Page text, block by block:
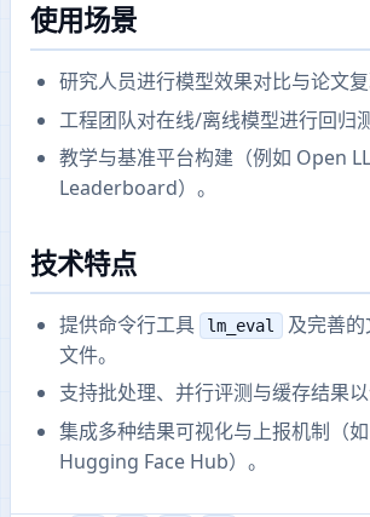
使用场景
研究人员进行模型效果对比与论文复
工程团队对在线/离线模型进行回归
教学与基准平台构建（例如 Open
Leaderboard）。
技术特点
提供命令行工具 lm_eval
及完善
文件。
支持批处理、并行评测与缓存结果以
集成多种结果可视化与上报机制（如
Hugging Face Hub）。